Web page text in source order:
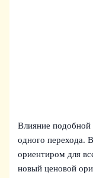
Влияние подобной
одного перехода.
ориентиром для
новый ценовой